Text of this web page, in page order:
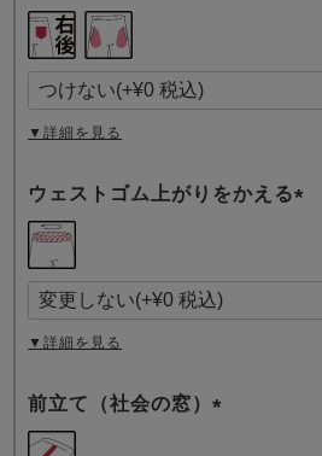
須
)
▼詳細を見る
ウェストゴム上がりをかえる
須
)
▼詳細を見る
前立て（社会の窓）